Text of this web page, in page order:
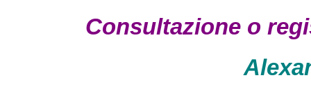
Consultazione o